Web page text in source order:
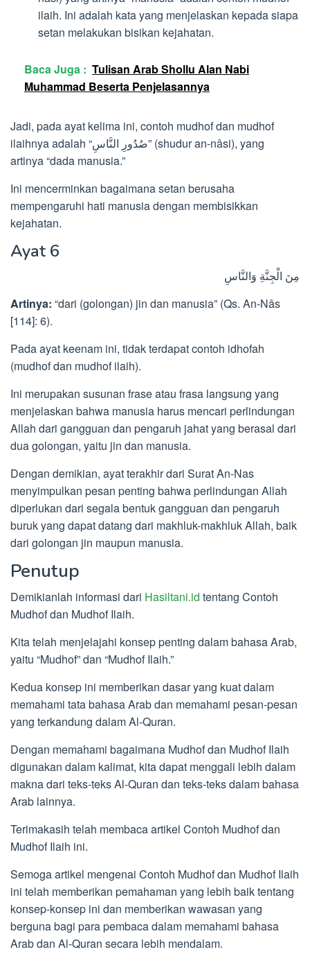
ilaih. Ini adalah kata yang menjelaskan kepada siapa
setan melakukan bisikan kejahatan.
Baca Juga : Tulisan Arab Shollu Alan Nabi
Muhammad Beserta Penjelasannya
Jadi, pada ayat kelima ini, contoh mudhof dan mudhof
ilaihnya adalah “صُدُورِ النَّاسِ” (shudur an-nâsi), yang
artinya “dada manusia.”
Ini mencerminkan bagaimana setan berusaha
mempengaruhi hati manusia dengan membisikkan
kejahatan.
Ayat 6
مِنَ الْجِنَّةِ وَالنَّاسِ
Artinya: “dari (golongan) jin dan manusia” (Qs. An-Nâs
[114]: 6).
Pada ayat keenam ini, tidak terdapat contoh idhofah
(mudhof dan mudhof ilaih).
Ini merupakan susunan frase atau frasa langsung yang
menjelaskan bahwa manusia harus mencari perlindungan
Allah dari gangguan dan pengaruh jahat yang berasal dari
dua golongan, yaitu jin dan manusia.
Dengan demikian, ayat terakhir dari Surat An-Nas
menyimpulkan pesan penting bahwa perlindungan Allah
diperlukan dari segala bentuk gangguan dan pengaruh
buruk yang dapat datang dari makhluk-makhluk Allah, baik
dari golongan jin maupun manusia.
Penutup
Demikianlah informasi dari Hasiltani.id tentang Contoh
Mudhof dan Mudhof Ilaih.
Kita telah menjelajahi konsep penting dalam bahasa Arab,
yaitu “Mudhof” dan “Mudhof Ilaih.”
Kedua konsep ini memberikan dasar yang kuat dalam
memahami tata bahasa Arab dan memahami pesan-pesan
yang terkandung dalam Al-Quran.
Dengan memahami bagaimana Mudhof dan Mudhof Ilaih
digunakan dalam kalimat, kita dapat menggali lebih dalam
makna dari teks-teks Al-Quran dan teks-teks dalam bahasa
Arab lainnya.
Terimakasih telah membaca artikel Contoh Mudhof dan
Mudhof Ilaih ini.
Semoga artikel mengenai Contoh Mudhof dan Mudhof Ilaih
ini telah memberikan pemahaman yang lebih baik tentang
konsep-konsep ini dan memberikan wawasan yang
berguna bagi para pembaca dalam memahami bahasa
Arab dan Al-Quran secara lebih mendalam.